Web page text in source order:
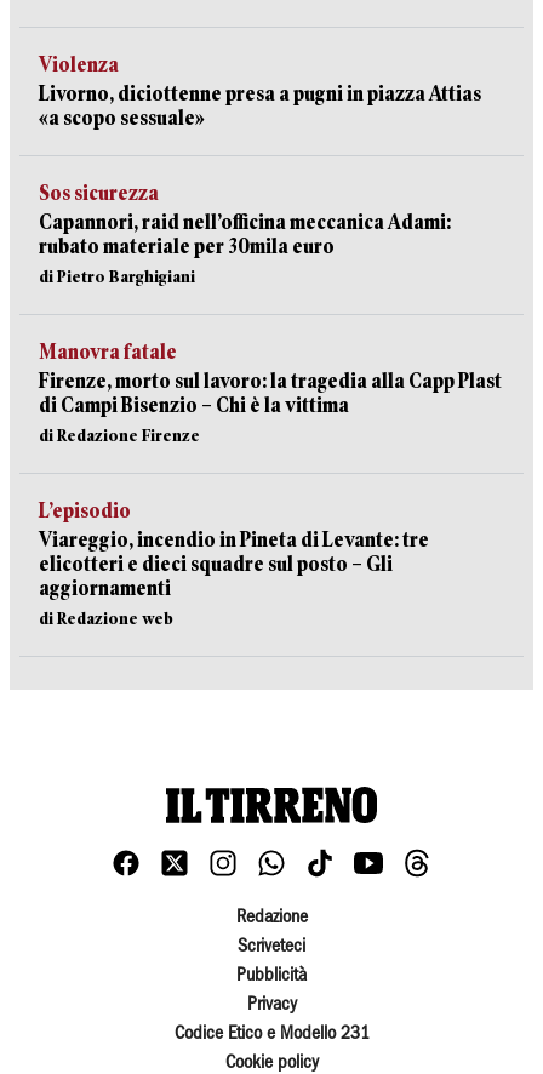
Violenza
Livorno, diciottenne presa a pugni in piazza Attias
«a scopo sessuale»
Sos sicurezza
Capannori, raid nell’officina meccanica Adami:
rubato materiale per 30mila euro
di Pietro Barghigiani
Manovra fatale
Firenze, morto sul lavoro: la tragedia alla Capp Plast
di Campi Bisenzio – Chi è la vittima
di Redazione Firenze
L’episodio
Viareggio, incendio in Pineta di Levante: tre
elicotteri e dieci squadre sul posto – Gli
aggiornamenti
di Redazione web
Redazione
Scriveteci
Pubblicità
Privacy
Codice Etico e Modello 231
Cookie policy